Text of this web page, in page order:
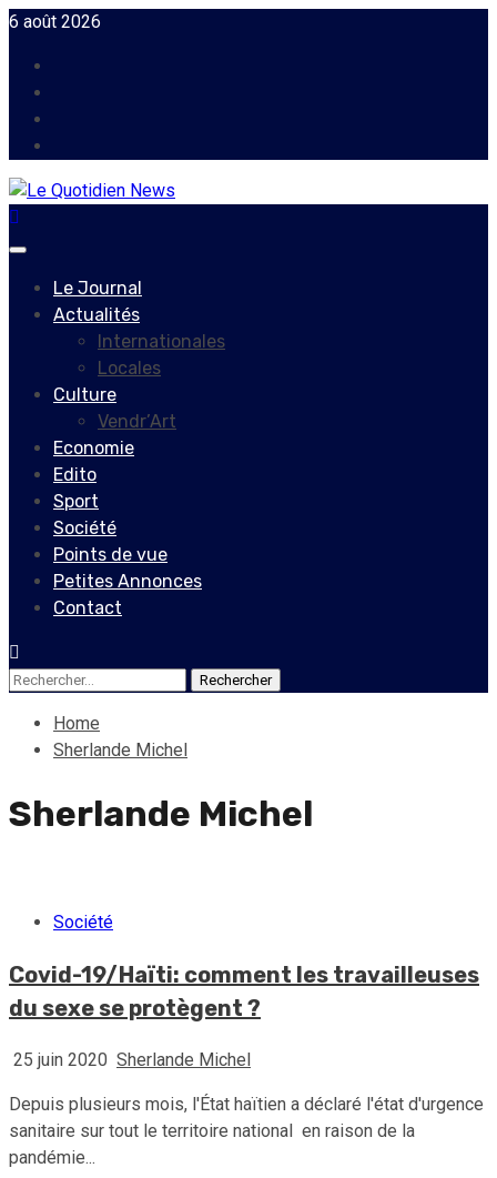
Skip
content
6 août 2026
Primary
Le Journal
Actualités
Internationales
Locales
Culture
Vendr’Art
Economie
Edito
Sport
Société
Points de vue
Petites Annonces
Contact
Rechercher :
Home
Sherlande Michel
Sherlande Michel
Société
Covid-19/Haïti: comment les travailleuses
du sexe se protègent ?
25 juin 2020 Sherlande Michel
Depuis plusieurs mois, l'État haïtien a déclaré l'état d'urgence
sanitaire sur tout le territoire national en raison de la
pandémie...